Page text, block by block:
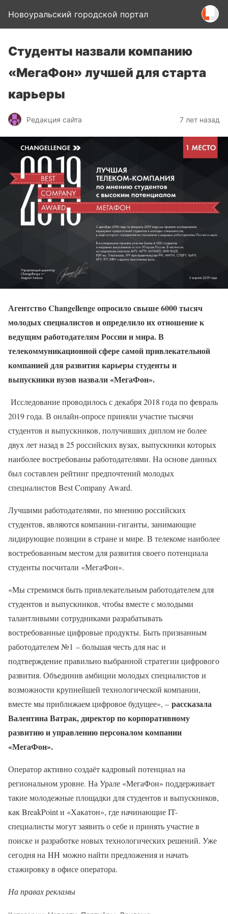
Новоуральский городской портал
Студенты назвали компанию
«МегаФон» лучшей для старта
карьеры
Редакция сайта 7 лет назад
Агентство Changellenge опросило свыше 6000 тысяч
молодых специалистов и определило их отношение к
ведущим работодателям России и мира. В
телекоммуникационной сфере самой привлекательной
компанией для развития карьеры студенты и
выпускники вузов назвали «МегаФон».
Исследование проводилось с декабря 2018 года по февраль
2019 года. В онлайн-опросе приняли участие тысячи
студентов и выпускников, получивших диплом не более
двух лет назад в 25 российских вузах, выпускники которых
наиболее востребованы работодателями. На основе данных
был составлен рейтинг предпочтений молодых
специалистов Best Company Award.
Лучшими работодателями, по мнению российских
студентов, являются компании-гиганты, занимающие
лидирующие позиции в стране и мире. В телекоме наиболее
востребованным местом для развития своего потенциала
студенты посчитали «МегаФон».
«Мы стремимся быть привлекательным работодателем для
студентов и выпускников, чтобы вместе с молодыми
талантливыми сотрудниками разрабатывать
востребованные цифровые продукты. Быть признанным
работодателем №1 – большая честь для нас и
подтверждение правильно выбранной стратегии цифрового
развития. Объединив амбиции молодых специалистов и
возможности крупнейшей технологической компании,
вместе мы приближаем цифровое будущее», – рассказала
Валентина Ватрак, директор по корпоративному
развитию и управлению персоналом компании
«МегаФон».
Оператор активно создаёт кадровый потенциал на
региональном уровне. На Урале «МегаФон» поддерживает
такие молодежные площадки для студентов и выпускников,
как BreakPoint и «Хакатон», где начинающие IT-
специалисты могут заявить о себе и принять участие в
поиске и разработке новых технологических решений. Уже
сегодня на HH можно найти предложения и начать
стажировку в офисе оператора.
На правах рекламы